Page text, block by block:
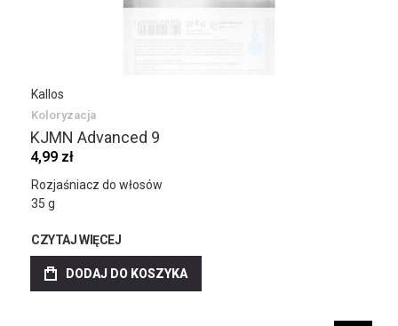
Kallos
Koloryzacja
KJMN Advanced 9
4,99 zł
Rozjaśniacz do włosów
35 g
CZYTAJ WIĘCEJ
DODAJ DO KOSZYKA